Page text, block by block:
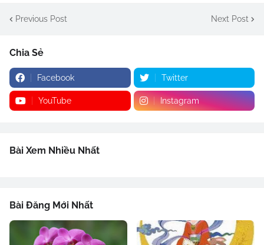
Previous Post Next Post
Chia Sẻ
Facebook Twitter
YouTube Instagram
Bài Xem Nhiều Nhất
Bài Đăng Mới Nhất